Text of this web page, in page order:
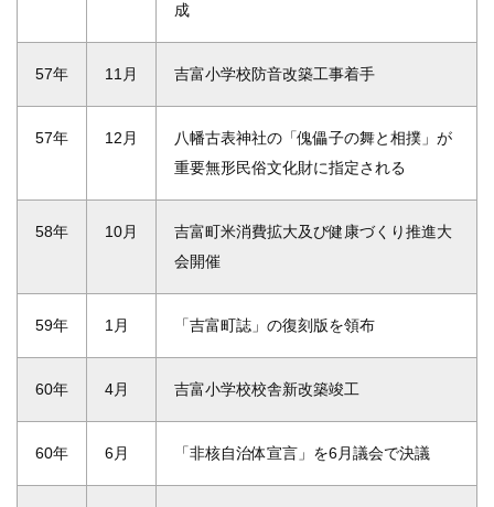
成
57年 11月 吉富小学校防音改築工事着手
57年 12月
八幡古表神社の「傀儡子の舞と相撲」が
重要無形民俗文化財に指定される
58年 10月
吉富町米消費拡大及び健康づくり推進大
会開催
59年 1月 「吉富町誌」の復刻版を領布
60年 4月 吉富小学校校舎新改築竣工
60年 6月 「非核自治体宣言」を6月議会で決議